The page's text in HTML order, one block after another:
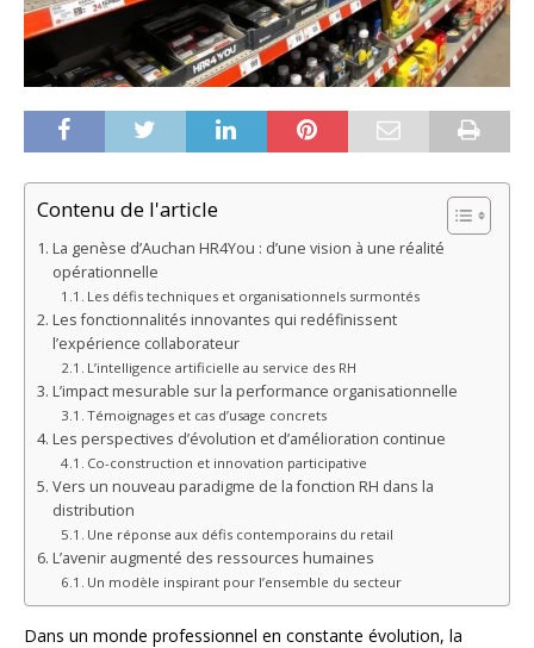
Contenu de l'article
La genèse d’Auchan HR4You : d’une vision à une réalité
opérationnelle
Les défis techniques et organisationnels surmontés
Les fonctionnalités innovantes qui redéfinissent
l’expérience collaborateur
L’intelligence artificielle au service des RH
L’impact mesurable sur la performance organisationnelle
Témoignages et cas d’usage concrets
Les perspectives d’évolution et d’amélioration continue
Co-construction et innovation participative
Vers un nouveau paradigme de la fonction RH dans la
distribution
Une réponse aux défis contemporains du retail
L’avenir augmenté des ressources humaines
Un modèle inspirant pour l’ensemble du secteur
Dans un monde professionnel en constante évolution, la